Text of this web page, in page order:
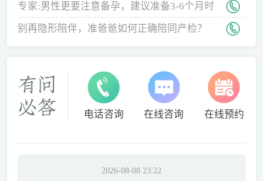
专家:男性更要注意备孕，建议准备3-6个月时
间
别再隐形陪伴，准爸爸如何正确陪同产检？
电话咨询 在线咨询 在线预约
2026-08-08 23:22